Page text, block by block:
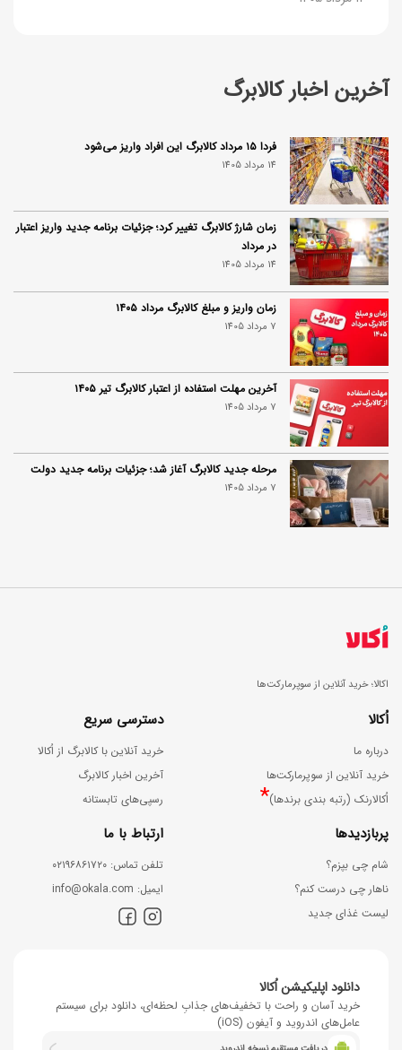
آخرین اخبار کالابرگ
فردا ۱۵ مرداد کالابرگ این افراد واریز می‌شود
14 مرداد 1405
زمان شارژ کالابرگ تغییر کرد؛ جزئیات برنامه جدید واریز اعتبار
در مرداد
14 مرداد 1405
زمان واریز و مبلغ کالابرگ مرداد ۱۴۰۵
7 مرداد 1405
آخرین مهلت استفاده از اعتبار کالابرگ تیر ۱۴۰۵
7 مرداد 1405
مرحله جدید کالابرگ آغاز شد؛ جزئیات برنامه جدید دولت
7 مرداد 1405
اکالا؛ خرید آنلاین از سوپرمارکت‌ها
اُکالا
درباره ما
خرید آنلاین از سوپرمارکت‌ها
اُکالارنک (رتبه بندی برندها)*
دسترسی سریع
خرید آنلاین با کالابرگ از اُکالا
آخرین اخبار کالابرگ
رسپی‌های تابستانه
پربازدیدها
شام چی بپزم؟
ناهار چی درست کنم؟
لیست غذای جدید
ارتباط با ما
ﺗﻠﻔﻦ ﺗﻤﺎس: ۰۲۱۹۶۸۶۱۷۲۰
اﯾﻤﯿﻞ: info@okala.com
دانلود اپلیکیشن اُکالا
خرید آسان و راحت با تخفیف‌های جذابِ لحظه‌ای، دانلود برای سیستم
عامل‌های اندروید و آیفون (iOS)